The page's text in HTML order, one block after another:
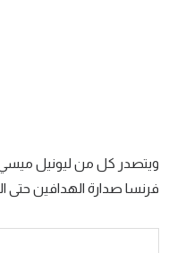
سعودي في الجول
الدوري الإنجليزي
ويتصدر كل من ليونيل ميسي
فرنسا صدارة الهدافين حتى